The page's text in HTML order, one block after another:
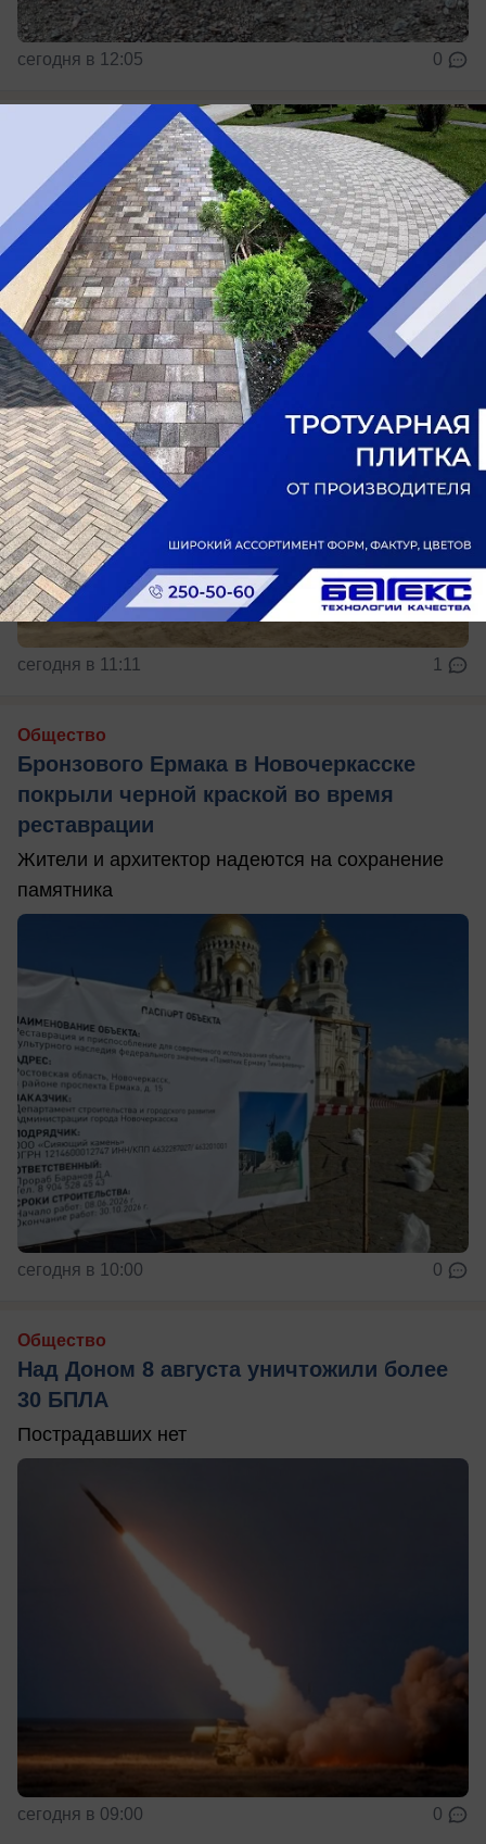
сегодня в 12:05 0
Общество
Проект новой дороги между
Таганрогской и Доватора в Ростове не
получил заключение экспертизы
Проект дороги от Таганрогской до Доватора в
Ростове не прошел госэкспертизу
сегодня в 11:11 1
Общество
Бронзового Ермака в Новочеркасске
покрыли черной краской во время
реставрации
Жители и архитектор надеются на сохранение
памятника
сегодня в 10:00 0
Общество
Над Доном 8 августа уничтожили более
30 БПЛА
Пострадавших нет
сегодня в 09:00 0